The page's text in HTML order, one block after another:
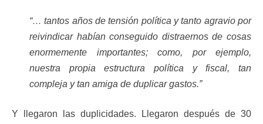
“… tantos años de tensión política y tanto agravio por
reivindicar habían conseguido distraernos de cosas
enormemente importantes; como, por ejemplo,
nuestra propia estructura política y fiscal, tan
compleja y tan amiga de duplicar gastos.”
Y llegaron las duplicidades. Llegaron después de 30